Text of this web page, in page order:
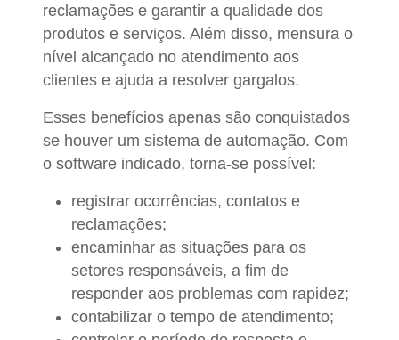
reclamações e garantir a qualidade dos
produtos e serviços. Além disso, mensura o
nível alcançado no atendimento aos
clientes e ajuda a resolver gargalos.
Esses benefícios apenas são conquistados
se houver um sistema de automação. Com
o software indicado, torna-se possível:
registrar ocorrências, contatos e
reclamações;
encaminhar as situações para os
setores responsáveis, a fim de
responder aos problemas com rapidez;
contabilizar o tempo de atendimento;